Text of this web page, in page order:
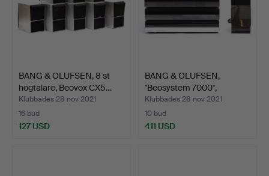
BANG & OLUFSEN, 8 st
högtalare, Beovox CX5…
Klubbades 28 nov 2021
16 bud
127 USD
BANG & OLUFSEN,
"Beosystem 7000",
designer…
Klubbades 28 nov 2021
10 bud
411 USD